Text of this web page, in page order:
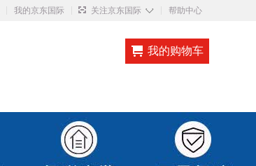
我的京东国际 关注京东国际 ◇ 帮助中心
我的购物车